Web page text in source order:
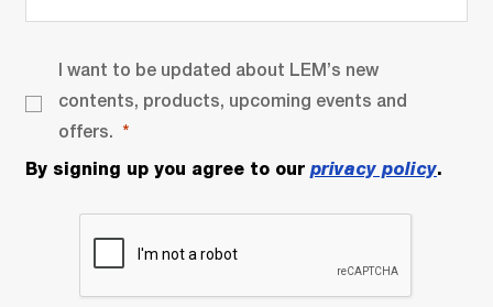
I want to be updated about LEM’s new
contents, products, upcoming events and
offers.
By signing up you agree to our privacy policy.